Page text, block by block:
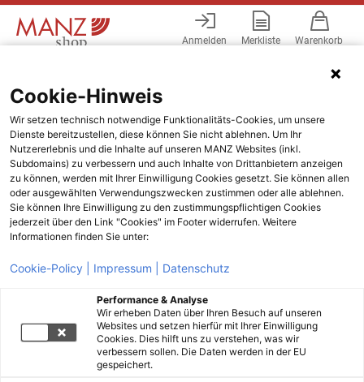
Anmelden Merkliste Warenkorb
Cookie-Hinweis
Wir setzen technisch notwendige Funktionalitäts-Cookies, um unsere
Dienste bereitzustellen, diese können Sie nicht ablehnen. Um Ihr
Nutzererlebnis und die Inhalte auf unseren MANZ Websites (inkl.
Subdomains) zu verbessern und auch Inhalte von Drittanbietern anzeigen
zu können, werden mit Ihrer Einwilligung Cookies gesetzt. Sie können allen
oder ausgewählten Verwendungszwecken zustimmen oder alle ablehnen.
Sie können Ihre Einwilligung zu den zustimmungspflichtigen Cookies
jederzeit über den Link "Cookies" im Footer widerrufen. Weitere
Informationen finden Sie unter:
Cookie-Policy | Impressum | Datenschutz
Performance & Analyse
Wir erheben Daten über Ihren Besuch auf unseren
Websites und setzen hierfür mit Ihrer Einwilligung
Cookies. Dies hilft uns zu verstehen, was wir
verbessern sollen. Die Daten werden in der EU
gespeichert.